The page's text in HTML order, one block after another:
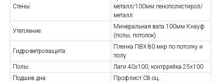
Стены:
металл/100мм пенополистирол/
металл
Утепление:
Минеральная вата 100мм Кнауф
(полы, потолок)
Гидро-ветрозащита:
Пленка ПВХ 80 мкр по потолку и
полу
Полы:
Лаги 40х100, контррейка 25х100
Подшив дна:
Профлист С8 оц.